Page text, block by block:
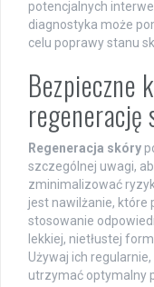
potencjalnych
diagnostyka może
celu poprawy stanu
Bezpieczne
regenerację
Regeneracja skóry
szczególnej uwagi,
zminimalizować
jest nawilżanie, które
stosowanie
lekkiej, nietłustej
Używaj ich
utrzymać optymalny